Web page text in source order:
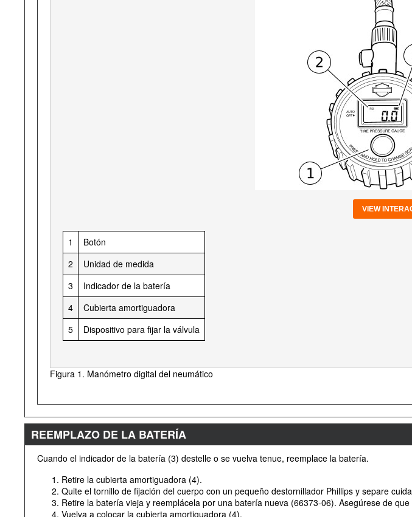
VIEW
1
Botón
2
Unidad de medida
3
Indicador de la batería
4
Cubierta amortiguadora
5
Dispositivo para fijar la válvula
Figura 1. Manómetro digital del neumático
REEMPLAZO DE LA BATERÍA
Cuando el indicador de la batería (3) destelle o se vuelva tenue, reemplace la batería.
Retire la cubierta amortiguadora (4).
Quite el tornillo de fijación del cuerpo con un pequeño destornillador Phillips y separe
Retire la batería vieja y reemplácela por una batería nueva (66373-06). Asegúrese de
Vuelva a colocar la cubierta amortiguadora (4).